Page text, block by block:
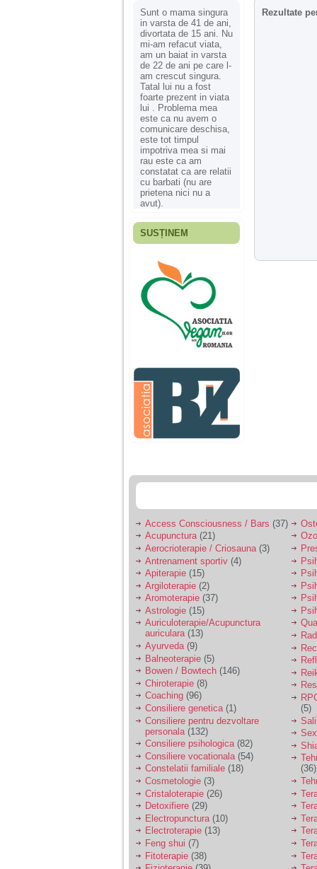
Sunt o mama singura
in varsta de 41 de ani,
divortata de 15 ani. Nu
mi-am refacut viata,
am un baiat in varsta
de 22 de ani pe care l-
am crescut singura.
Tatal lui nu a fost
foarte prezent in viata
lui . Problema mea
este ca nu avem o
comunicare deschisa,
este tot timpul
impotriva mea si mai
rau este ca am
constatat ca are relatii
cu barbati (nu are
prietena nici nu a
avut).
Fiica mea s-a nascut
ani, privind in urma
realizez cat de multe
greseli am facut in
educatia si cresterea
ei, am fost o mama
egoista, preocupata
de implinirea
profesionala, cand ea
era mica am neglijat-
agresiva, orice
greseala era taxata cu
o palma sau pedepse.
De 4 ani am o relatie
serioasa cu un barbat
sa se manifeste o
Ma aflu aici pentru ca
vreau sa stiu daca am
nevoie de un psiholog
sau psihiatru.
Sunt casatorita, am
31 de ani si un copil in
varsta de 2 ani care
mi-e lumina ochilor.
De ceva timp simt ca
mi s-a adunat
oboseala, o oboseala
cronica de care nu pot
scapa si simt ca din
cauza ei nu pot
controla nervii si
cateodata are copilul
de suferit.
Am o bariera peste
care nu pot trece:
prietena mea a ramas
insarcinata cu o fata.
Am fost de comun
acord sa facem un
copil, cu gandul ca e
baiat.
SUSȚINEM
Rezultate
Access Consciousness / Bars (37)
Acupunctura(21)
Aerocrioterapie / Criosauna (3)
Antrenament sportiv (4)
Apiterapie (15)
Argiloterapie (2)
Aromoterapie (37)
Astrologie (15)
Auriculoterapie/Acupunctura
auriculara(13)
Ayurveda(9)
Balneoterapie (5)
Bowen / Bowtech (146)
Chiroterapie (8)
Coaching (96)
Consiliere genetica(1)
Consiliere pentru dezvoltare
personala (132)
Consiliere psihologica(82)
Consiliere vocationala (54)
Constelatii familiale (18)
Cosmetologie (3)
Cristaloterapie (26)
Detoxifiere (29)
Electropunctura (10)
Electroterapie (13)
Feng shui (7)
Fitoterapie (38)
(5)
(36)